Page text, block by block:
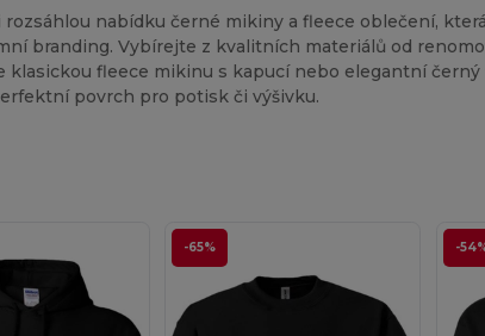
rozsáhlou nabídku černé mikiny a fleece oblečení,
branding. Vybírejte z kvalitních materiálů od
klasickou fleece mikinu s kapucí nebo elegantní
povrch pro potisk či výšivku.
-65% -